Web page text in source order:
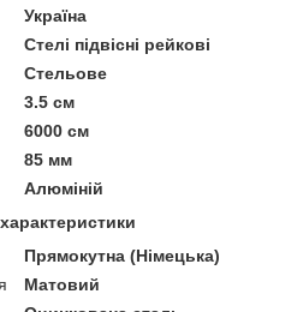
Україна
Стелі підвісні рейкові
Стельове
3.5 см
6000 см
85 мм
Алюміній
Прямокутна (Німецька)
Матовий